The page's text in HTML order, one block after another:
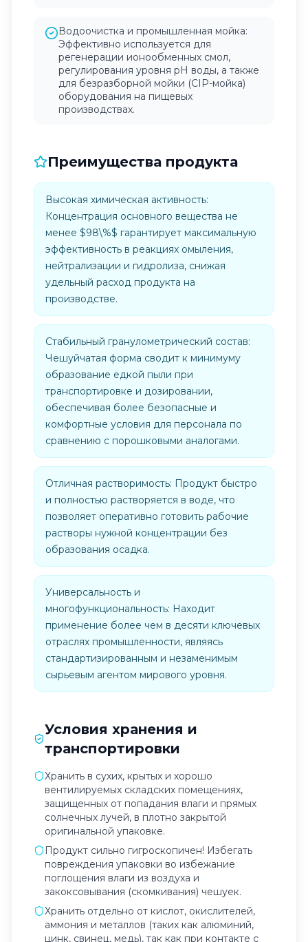
Водоочистка и промышленная мойка:
Эффективно используется для
регенерации ионообменных смол,
регулирования уровня pH воды, а также
для безразборной мойки (CIP-мойка)
оборудования на пищевых
производствах.
Преимущества продукта
Высокая химическая активность:
Концентрация основного вещества не
менее $98\%$ гарантирует максимальную
эффективность в реакциях омыления,
нейтрализации и гидролиза, снижая
удельный расход продукта на
производстве.
Стабильный гранулометрический состав:
Чешуйчатая форма сводит к минимуму
образование едкой пыли при
транспортировке и дозировании,
обеспечивая более безопасные и
комфортные условия для персонала по
сравнению с порошковыми аналогами.
Отличная растворимость: Продукт быстро
и полностью растворяется в воде, что
позволяет оперативно готовить рабочие
растворы нужной концентрации без
образования осадка.
Универсальность и
многофункциональность: Находит
применение более чем в десяти ключевых
отраслях промышленности, являясь
стандартизированным и незаменимым
сырьевым агентом мирового уровня.
Условия хранения и
транспортировки
Хранить в сухих, крытых и хорошо
вентилируемых складских помещениях,
защищенных от попадания влаги и прямых
солнечных лучей, в плотно закрытой
оригинальной упаковке.
Продукт сильно гигроскопичен! Избегать
повреждения упаковки во избежание
поглощения влаги из воздуха и
закоксовывания (скомкивания) чешуек.
Хранить отдельно от кислот, окислителей,
аммония и металлов (таких как алюминий,
цинк, свинец, медь), так как при контакте с